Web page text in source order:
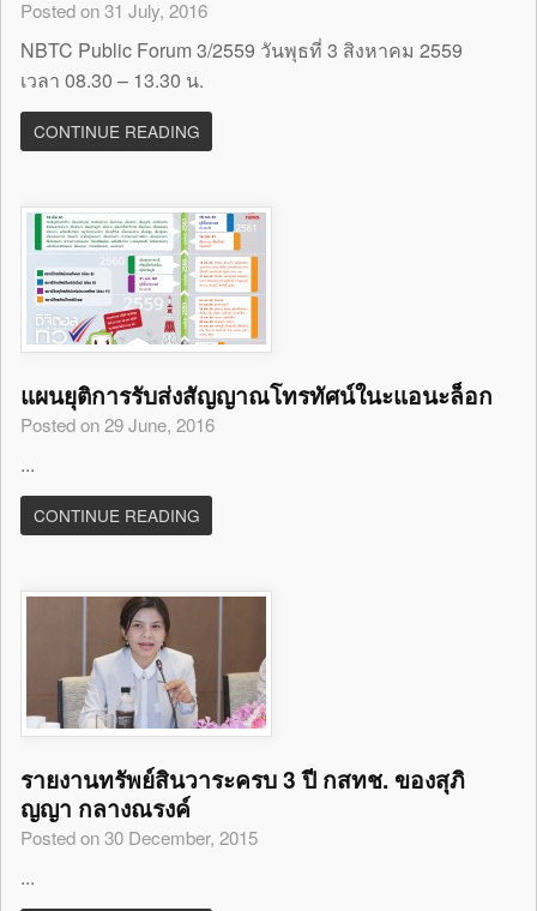
Posted on 31 July, 2016
NBTC Public Forum 3/2559 วันพุธที่ 3 สิงหาคม 2559
เวลา 08.30 – 13.30 น.
CONTINUE READING
แผนยุติการรับส่งสัญญาณโทรทัศน์ในะแอนะล็อก
Posted on 29 June, 2016
...
CONTINUE READING
รายงานทรัพย์สินวาระครบ 3 ปี กสทช. ของสุภิ
ญญา กลางณรงค์
Posted on 30 December, 2015
...